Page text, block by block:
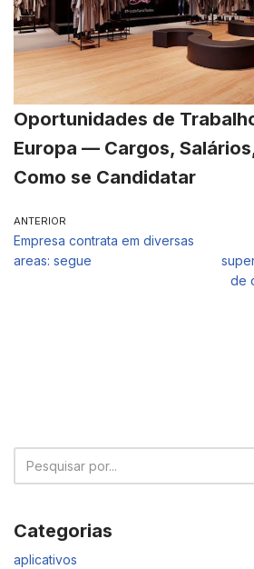
Oportunidades de
Europa — Cargos,
Como se Candidatar
ANTERIOR
Empresa contrata em diversas
areas: segue
de
Categorias
aplicativos